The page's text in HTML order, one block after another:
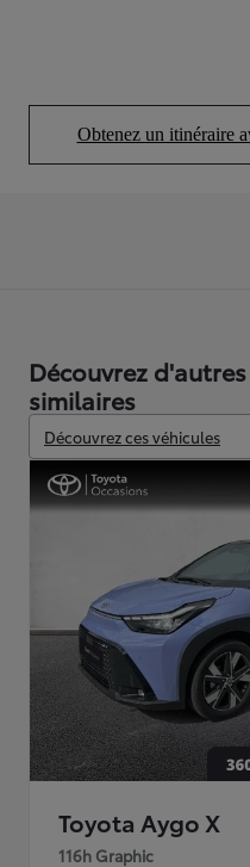
Obtenez un itinéraire
Découvrez
similaires
Découvrez ces véhicules
Toyota Aygo X
116h Graphic